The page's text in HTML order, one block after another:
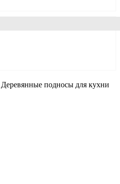
Деревянные подносы для кухни